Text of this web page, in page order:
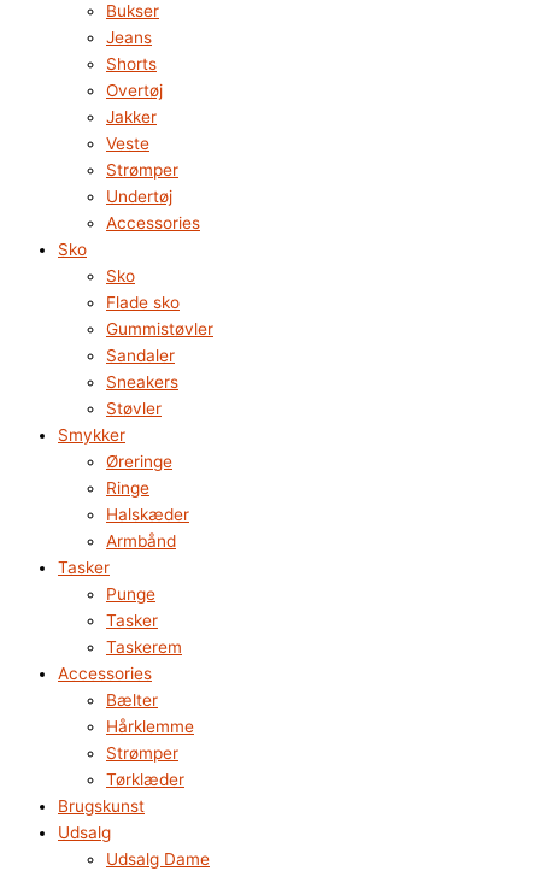
Bukser
Jeans
Shorts
Overtøj
Jakker
Veste
Strømper
Undertøj
Accessories
Sko
Sko
Flade sko
Gummistøvler
Sandaler
Sneakers
Støvler
Smykker
Øreringe
Ringe
Halskæder
Armbånd
Tasker
Punge
Tasker
Taskerem
Accessories
Bælter
Hårklemme
Strømper
Tørklæder
Brugskunst
Udsalg
Udsalg Dame